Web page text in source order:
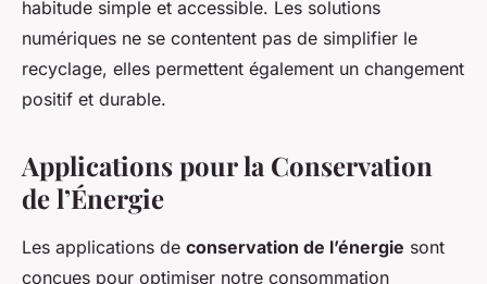
habitude simple et accessible. Les solutions
numériques ne se contentent pas de simplifier le
recyclage, elles permettent également un changement
positif et durable.
Applications pour la Conservation
de l’Énergie
Les applications de conservation de l’énergie sont
conçues pour optimiser notre consommation